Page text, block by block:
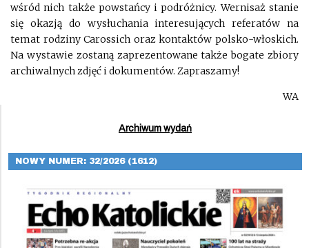
wśród nich także powstańcy i podróżnicy. Wernisaż stanie
się okazją do wysłuchania interesujących referatów na
temat rodziny Carossich oraz kontaktów polsko-włoskich.
Na wystawie zostaną zaprezentowane także bogate zbiory
archiwalnych zdjęć i dokumentów. Zapraszamy!
WA
Archiwum wydań
NOWY NUMER: 32/2026 (1612)